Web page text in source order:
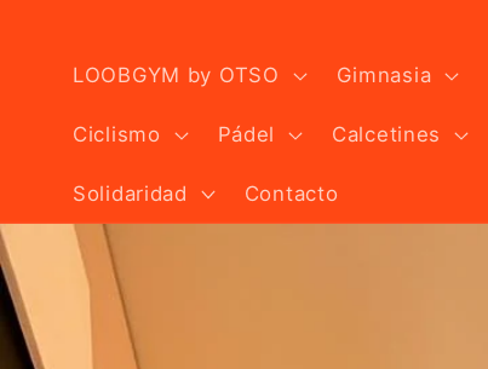
LOOBGYM by OTSO Gimnasia
Ciclismo Pádel Calcetines
Solidaridad Contacto